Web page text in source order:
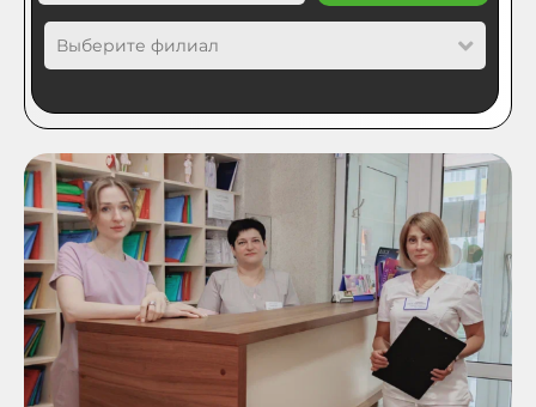
Выберите филиал